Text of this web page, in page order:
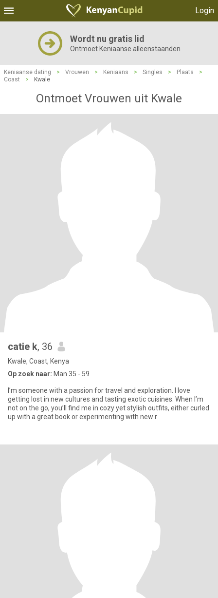
Login
Wordt nu gratis lid
Ontmoet Keniaanse alleenstaanden
Keniaanse dating > Vrouwen > Keniaans > Singles > Plaats
>
Coast
> Kwale
Ontmoet Vrouwen uit Kwale
catie k, 36
Kwale, Coast, Kenya
Op zoek naar: Man 35 - 59
I’m someone with a passion for travel and exploration. I love
getting lost in new cultures and tasting exotic cuisines. When I’m
not on the go, you’ll find me in cozy yet stylish outfits, either curled
up with a great book or experimenting with new r